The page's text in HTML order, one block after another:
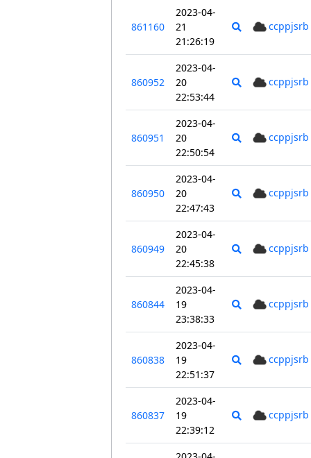
861160
2023-04-
21
21:26:19
ccppjsrb
860952
2023-04-
20
22:53:44
ccppjsrb
860951
2023-04-
20
22:50:54
ccppjsrb
860950
2023-04-
20
22:47:43
ccppjsrb
860949
2023-04-
20
22:45:38
ccppjsrb
860844
2023-04-
19
23:38:33
ccppjsrb
860838
2023-04-
19
22:51:37
ccppjsrb
860837
2023-04-
19
22:39:12
ccppjsrb